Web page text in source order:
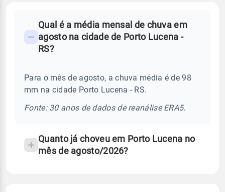
Perguntas
frequentes
chuva
temperatura
Qual é a média mensal de chuva em
agosto na cidade de Porto Lucena -
RS?
Para o mês de agosto, a chuva média é de 98
mm na cidade Porto Lucena - RS.
Fonte: 30 anos de dados de reanálise ERA5.
Quanto já choveu em Porto Lucena no
mês de agosto/2026?